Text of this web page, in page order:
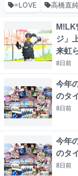
=LOVE
高橋直
M!LK
ジ」
来虹
8日前
今年
のタ
8日前
今年
のタ
8日前